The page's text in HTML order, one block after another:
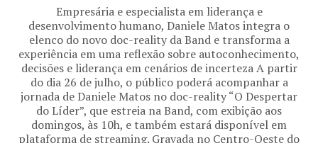
Empresária e especialista em liderança e
desenvolvimento humano, Daniele Matos integra o
elenco do novo doc-reality da Band e transforma a
experiência em uma reflexão sobre autoconhecimento,
decisões e liderança em cenários de incerteza A partir
do dia 26 de julho, o público poderá acompanhar a
jornada de Daniele Matos no doc-reality “O Despertar
do Líder”, que estreia na Band, com exibição aos
domingos, às 10h, e também estará disponível em
plataforma de streaming. Gravada no Centro-Oeste do